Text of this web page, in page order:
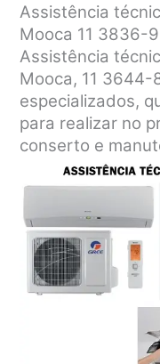
Assistência
Mooca 11 3836-
Assistência
Mooca, 11 3644-
especializados,
para realizar no
conserto e